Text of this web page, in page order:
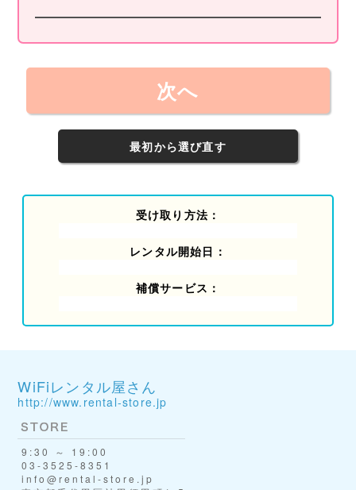
次へ
最初から選び直す
受け取り方法：
レンタル開始日：
補償サービス：
WiFiレンタル屋さん
http://www.rental-store.jp
9:30 ～ 19:00
03-3525-8351
info@rental-store.jp